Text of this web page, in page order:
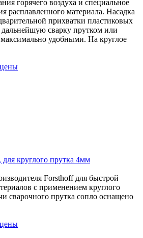
горячего воздуха и специальное
расплавленного материала. Насадка
прихватки пластиковых
дальнейшую сварку прутком или
удобными. На круглое
круглого прутка 4мм
Forsthoff для быстрой
с применением круглого
сварочного прутка сопло оснащено